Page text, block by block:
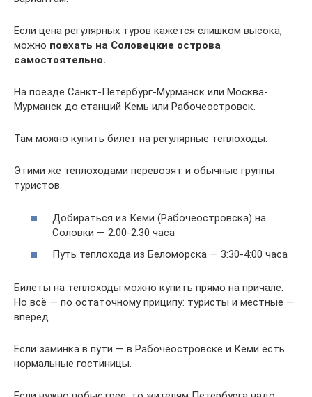
Если цена регулярных туров кажется слишком высока,
можно поехать на Соловецкие острова
самостоятельно.
На поезде Санкт-Петербург-Мурманск или Москва-
Мурманск до станций Кемь или Рабочеостровск.
Там можно купить билет на регулярные теплоходы.
Этими же теплоходами перевозят и обычные группы
туристов.
Добираться из Кеми (Рабочеостровска) на
Соловки — 2:00-2:30 часа
Путь теплохода из Беломорска — 3:30-4:00 часа
Билеты на теплоходы можно купить прямо на причале.
Но всё — по остаточному приципу: туристы и местные —
вперед.
Если заминка в пути — в Рабочеостровске и Кеми есть
нормальные гостиницы.